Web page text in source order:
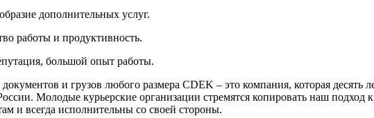
дополнительных услуг.
работы и продуктивность.
большой опыт работы.
и грузов любого размера CDEK – это компания, которая десять
Молодые курьерские организации стремятся копировать наш подход
и всегда исполнительны со своей стороны.